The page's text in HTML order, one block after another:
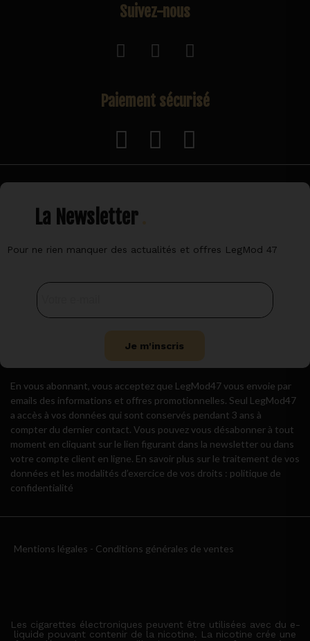
Suivez-nous
Paiement sécurisé
La Newsletter
Pour ne rien manquer des actualités et offres LegMod 47
Je m'inscris
En vous abonnant, vous acceptez que LegMod47 vous envoie par
emails des informations et offres promotionnelles. Seul LegMod47
a accès à vos données qui sont conservés pendant 3 ans à
compter du dernier contact. Vous pouvez vous désabonner à tout
moment en cliquant sur le lien figurant dans la newsletter ou dans
votre compte client en ligne. En savoir plus sur le traitement de vos
données et les modalités d’exercice de vos droits : politique de
confidentialité
Mentions légales - Conditions générales de ventes
Les cigarettes électroniques peuvent être utilisées avec du e-
liquide pouvant contenir de la nicotine. La nicotine crée une